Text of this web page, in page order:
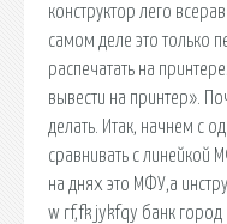
конструктор лего
самом деле это только
распечатать на
вывести на принтер».
делать. Итак, начнем с
сравнивать с линейкой
на днях это МФУ,а
w rf,fk jykfqy банк город